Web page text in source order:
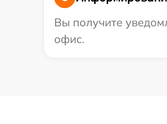
Вы получите
офис.